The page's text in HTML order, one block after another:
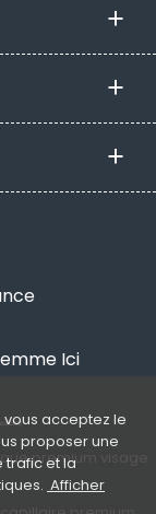
vous acceptez le
proposer une
trafic et la
Afficher
Ici
premium visage